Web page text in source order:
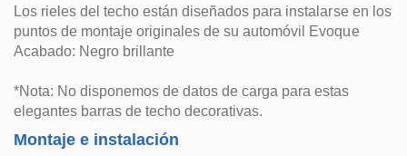
Los rieles del techo están diseñados para instalarse en los
puntos de montaje originales de su automóvil Evoque
Acabado: Negro brillante
*Nota: No disponemos de datos de carga para estas
elegantes barras de techo decorativas.
Montaje e instalación